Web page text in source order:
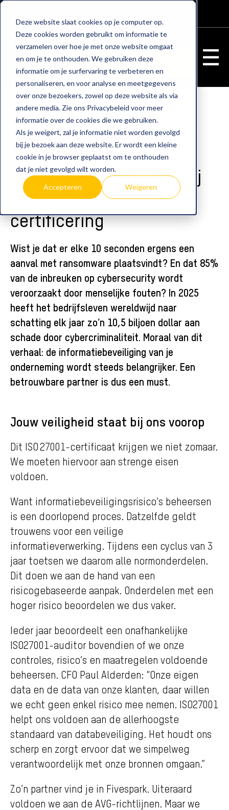
Deze website slaat cookies op je computer op.
Deze cookies worden gebruikt om informatie te
verzamelen over hoe je met onze website omgaat
en om je te onthouden. We gebruiken deze
informatie om je surfervaring te verbeteren en
personaliseren, en voor analyse en meetgegevens
over onze bezoekers, zowel op deze website als via
andere media. Zie ons Privacybeleid voor meer
informatie over de cookies die we gebruiken.
Als je weigert, zal je informatie niet worden gevolgd
bij je bezoek aan deze website. Er wordt een kleine
cookie in je browser geplaatst om te onthouden
dat je niet gevolgd wilt worden.
Accepteren Weigeren
Adviesgesprek
ISO
home iso
Veilig aan ‘t werk dankzij
onze ISO27001-
certificering
Wist je dat er elke 10 seconden ergens een
aanval met ransomware plaatsvindt? En dat 85%
van de inbreuken op cybersecurity wordt
veroorzaakt door menselijke fouten? In 2025
heeft het bedrijfsleven wereldwijd naar
schatting elk jaar zo’n 10,5 biljoen dollar aan
schade door cybercriminaliteit. Moraal van dit
verhaal: de informatiebeveiliging van je
onderneming wordt steeds belangrijker. Een
betrouwbare partner is dus een must.
Jouw veiligheid staat bij ons voorop
Dit ISO 27001-certificaat krijgen we niet zomaar.
We moeten hiervoor aan strenge eisen
voldoen.
Want informatiebeveiligingsrisico’s beheersen
is een doorlopend proces. Datzelfde geldt
trouwens voor een veilige
informatieverwerking. Tijdens een cyclus van 3
jaar toetsen we daarom alle normonderdelen.
Dit doen we aan de hand van een
risicogebaseerde aanpak. Onderdelen met een
hoger risico beoordelen we dus vaker.
Ieder jaar beoordeelt een onafhankelijke
ISO27001-auditor bovendien of we onze
controles, risico’s en maatregelen voldoende
beheersen. CFO Paul Alderden: “Onze eigen
data en de data van onze klanten, daar willen
we echt geen enkel risico mee nemen. ISO27001
helpt ons voldoen aan de allerhoogste
standaard van databeveiliging. Het houdt ons
scherp en zorgt ervoor dat we simpelweg
verantwoordelijk met onze bronnen omgaan.”
Zo’n partner vind je in Fivespark. Uiteraard
voldoen we aan de AVG-richtlijnen. Maar we